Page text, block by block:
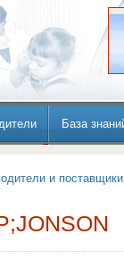
База
и